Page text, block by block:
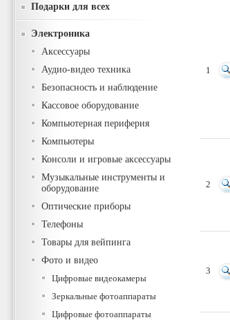
Подарки для всех
Электроника
Аксессуары
Аудио-видео техника
Безопасность и наблюдение
Кассовое оборудование
Компьютерная периферия
Компьютеры
Консоли и игровые аксессуары
Музыкальные инструменты и
оборудование
Оптические приборы
Телефоны
Товары для вейпинга
Фото и видео
Цифровые видеокамеры
Зеркальные фотоаппараты
Цифровые фотоаппараты
1
2
3